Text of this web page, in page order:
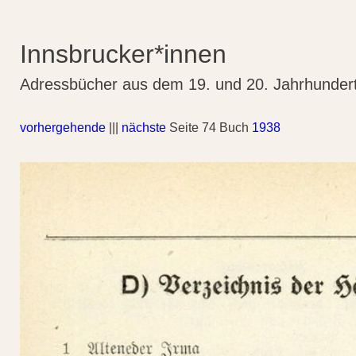
Innsbrucker*innen
Adressbücher aus dem 19. und 20.
vorhergehende nächste Seite 74 Buch 1938